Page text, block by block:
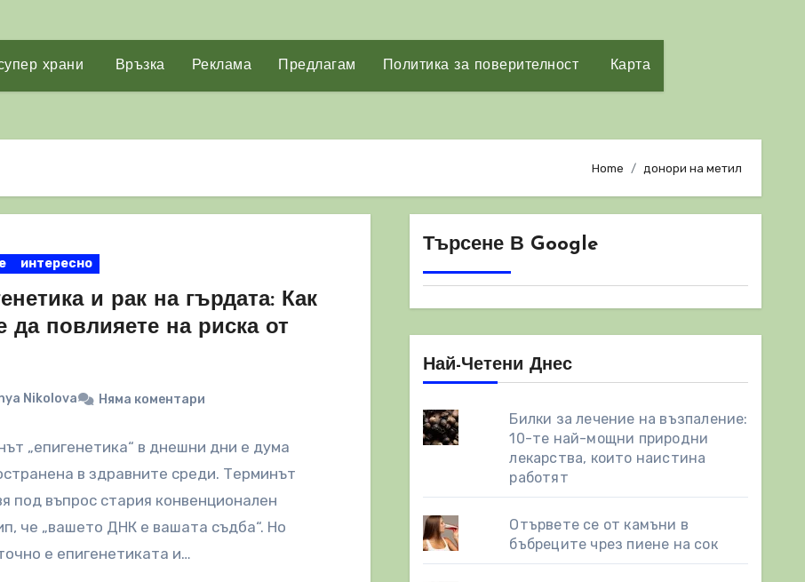
храни Връзка Реклама Предлагам Политика за поверителност Карта
Home донори на метил
интересно
и рак на гърдата: Как
да повлияете на риска от
Nikolova Няма коментари
„епигенетика“ в днешни дни е дума
в здравните среди. Терминът
под въпрос стария конвенционален
че „вашето ДНК е вашата съдба“. Но
е епигенетиката и…
Търсене В Google
Най-Четени Днес
Билки за лечение на възпаление:
10-те най-мощни природни
лекарства, които наистина
работят
Отървете се от камъни в
бъбреците чрез пиене на сок